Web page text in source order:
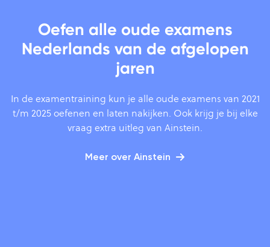
Oefen alle oude examens
Nederlands van de afgelopen
jaren
In de examentraining kun je alle oude examens van 2021
t/m 2025 oefenen en laten nakijken. Ook krijg je bij elke
vraag extra uitleg van Ainstein.
Meer over Ainstein